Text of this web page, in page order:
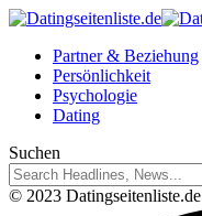
Partner & Beziehung
Persönlichkeit
Psychologie
Dating
Suchen
© 2023 Datingseitenliste.de